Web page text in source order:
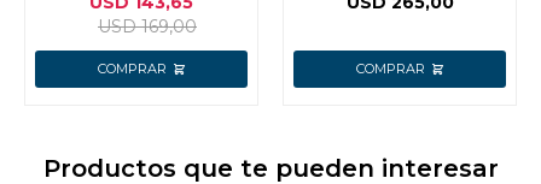
USD 169,00
Productos que te pueden interesar